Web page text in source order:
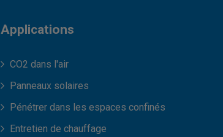
Applications
CO2 dans l'air
Panneaux solaires
Pénétrer dans les espaces confinés
Entretien de chauffage